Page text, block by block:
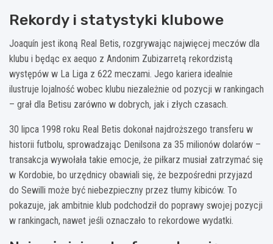
Rekordy i statystyki klubowe
Joaquín jest ikoną Real Betis, rozgrywając najwięcej meczów dla
klubu i będąc ex aequo z Andonim Zubizarretą rekordzistą
występów w La Liga z 622 meczami. Jego kariera idealnie
ilustruje lojalność wobec klubu niezależnie od pozycji w rankingach
– grał dla Betisu zarówno w dobrych, jak i złych czasach.
30 lipca 1998 roku Real Betis dokonał najdroższego transferu w
historii futbolu, sprowadzając Denilsona za 35 milionów dolarów –
transakcja wywołała takie emocje, że piłkarz musiał zatrzymać się
w Kordobie, bo urzędnicy obawiali się, że bezpośredni przyjazd
do Sewilli może być niebezpieczny przez tłumy kibiców. To
pokazuje, jak ambitnie klub podchodził do poprawy swojej pozycji
w rankingach, nawet jeśli oznaczało to rekordowe wydatki.